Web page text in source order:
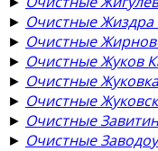
► Очистные Жиздра
► Очистные
► Очистные Жуков
► Очистные
► Очистные
► Очистные
► Очистные